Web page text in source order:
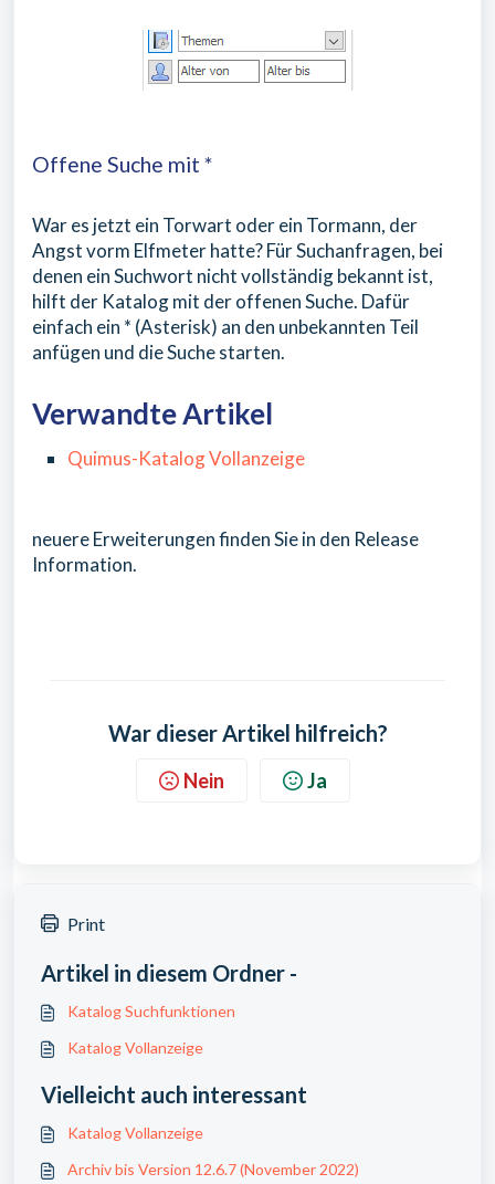
Offene Suche mit *
War es jetzt ein Torwart oder ein Tormann, der
Angst vorm Elfmeter hatte? Für Suchanfragen, bei
denen ein Suchwort nicht vollständig bekannt ist,
hilft der Katalog mit der offenen Suche. Dafür
einfach ein * (Asterisk) an den unbekannten Teil
anfügen und die Suche starten.
Verwandte Artikel
Quimus-Katalog Vollanzeige
neuere Erweiterungen finden Sie in den Release
Information.
War dieser Artikel hilfreich?
Nein Ja
Print
Artikel in diesem Ordner -
Katalog Suchfunktionen
Katalog Vollanzeige
Vielleicht auch interessant
Katalog Vollanzeige
Archiv bis Version 12.6.7 (November 2022)